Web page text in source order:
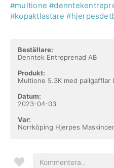
#multione
#kopaktlastare
Beställare:
Denntek Entreprenad AB
Produkt:
Multione 5.3K med pallgafflar
Datum:
2023-04-03
Var:
Norrköping Hjerpes